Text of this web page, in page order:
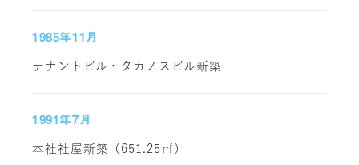
1985年11月
テナントビル・タカノスビル新築
1991年7月
本社社屋新築（651.25㎡）